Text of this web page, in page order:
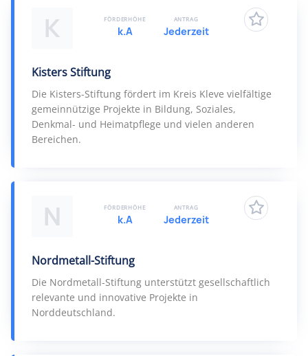
K
Kisters Stiftung
Die Kisters-Stiftung fördert im Kreis Kleve vielfältige
gemeinnützige Projekte in Bildung, Soziales,
Denkmal- und Heimatpflege und vielen anderen
Bereichen.
FÖRDERHÖHE
k.A
ANTRAG
Jederzeit
N
Nordmetall-Stiftung
Die Nordmetall-Stiftung unterstützt gesellschaftlich
relevante und innovative Projekte in
Norddeutschland.
FÖRDERHÖHE
k.A
ANTRAG
Jederzeit